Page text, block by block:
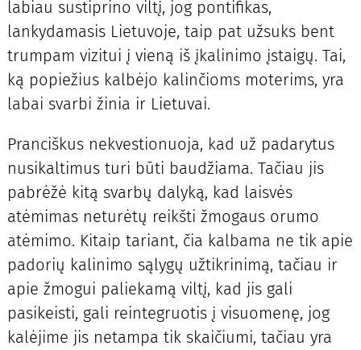
labiau sustiprino viltį, jog pontifikas,
lankydamasis Lietuvoje, taip pat užsuks bent
trumpam vizitui į vieną iš įkalinimo įstaigų. Tai,
ką popiežius kalbėjo kalinčioms moterims, yra
labai svarbi žinia ir Lietuvai.
Pranciškus nekvestionuoja, kad už padarytus
nusikaltimus turi būti baudžiama. Tačiau jis
pabrėžė kitą svarbų dalyką, kad laisvės
atėmimas neturėtų reikšti žmogaus orumo
atėmimo. Kitaip tariant, čia kalbama ne tik apie
padorių kalinimo sąlygų užtikrinimą, tačiau ir
apie žmogui paliekamą viltį, kad jis gali
pasikeisti, gali reintegruotis į visuomenę, jog
kalėjime jis netampa tik skaičiumi, tačiau yra